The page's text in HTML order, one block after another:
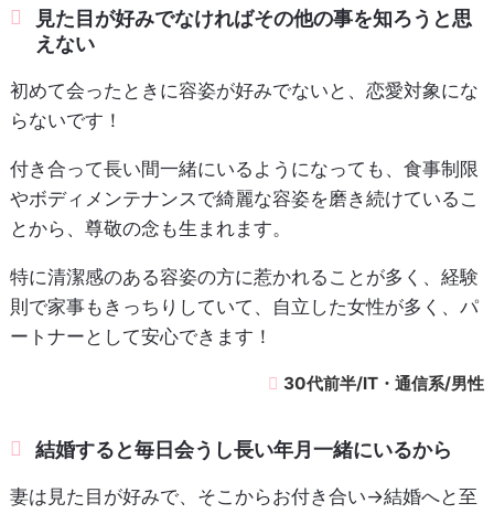
見た目が好みでなければその他の事を知ろうと思
えない
初めて会ったときに容姿が好みでないと、恋愛対象にな
らないです！
付き合って長い間一緒にいるようになっても、食事制限
やボディメンテナンスで綺麗な容姿を磨き続けているこ
とから、尊敬の念も生まれます。
特に清潔感のある容姿の方に惹かれることが多く、経験
則で家事もきっちりしていて、自立した女性が多く、パ
ートナーとして安心できます！
30代前半/IT・通信系/男性
結婚すると毎日会うし長い年月一緒にいるから
妻は見た目が好みで、そこからお付き合い→結婚へと至